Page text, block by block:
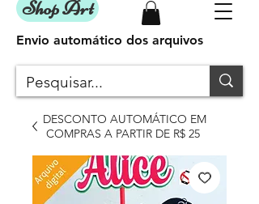
Shop Art
DESCONTO AUTOMÁTICO EM
COMPRAS A PARTIR DE R$ 25
Envio automático dos arquivos